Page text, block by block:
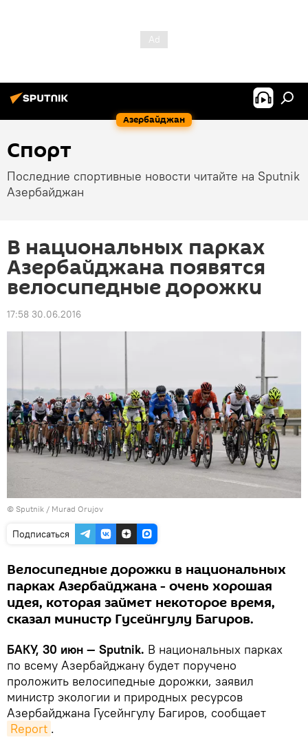
Азербайджан
Спорт
Последние спортивные новости читайте на Sputnik
Азербайджан
В национальных парках
Азербайджана появятся
велосипедные дорожки
17:58 30.06.2016
© Sputnik / Murad Orujov
Подписаться
Велосипедные дорожки в национальных
парках Азербайджана - очень хорошая
идея, которая займет некоторое время,
сказал министр Гусейнгулу Багиров.
БАКУ, 30 июн — Sputnik. В национальных парках
по всему Азербайджану будет поручено
проложить велосипедные дорожки, заявил
министр экологии и природных ресурсов
Азербайджана Гусейнгулу Багиров, сообщает
Report .